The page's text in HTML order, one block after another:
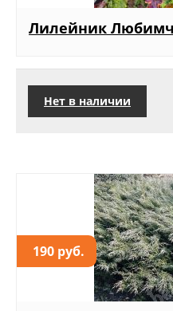
Лилейник
Нет в наличии
190 руб.